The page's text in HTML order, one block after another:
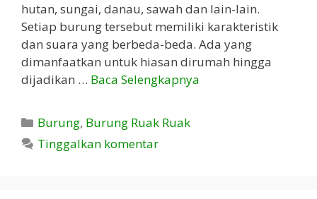
hutan, sungai, danau, sawah dan lain-lain.
Setiap burung tersebut memiliki karakteristik
dan suara yang berbeda-beda. Ada yang
dimanfaatkan untuk hiasan dirumah hingga
dijadikan … Baca Selengkapnya
Kategori
Burung, Burung Ruak Ruak
Tinggalkan komentar